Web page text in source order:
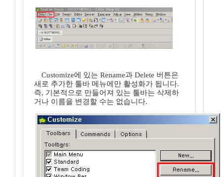
Customize에 있는 Rename과 Delete 버튼은
새로 추가한 툴바 메뉴에만 활성화가 됩니다.
즉, 기본적으로 만들어져 있는 툴바는 삭제하
거나 이름을 변경할 수는 없습니다.